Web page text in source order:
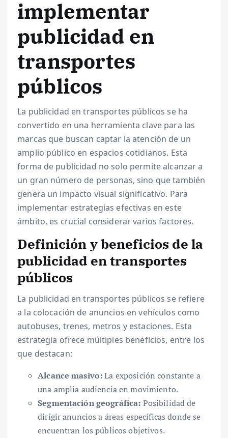
implementar
publicidad en
transportes
públicos
La publicidad en transportes públicos se ha
convertido en una herramienta clave para las
marcas que buscan captar la atención de un
amplio público en espacios cotidianos. Esta
forma de publicidad no solo permite alcanzar a
un gran número de personas, sino que también
genera un impacto visual significativo. Para
implementar estrategias efectivas en este
ámbito, es crucial considerar varios factores.
Definición y beneficios de la
publicidad en transportes
públicos
La publicidad en transportes públicos se refiere
a la colocación de anuncios en vehículos como
autobuses, trenes, metros y estaciones. Esta
estrategia ofrece múltiples beneficios, entre los
que destacan:
Alcance masivo:La exposición constante a
una amplia audiencia en movimiento.
Segmentación geográfica: Posibilidad de
dirigir anuncios a áreas específicas donde se
encuentran los públicos objetivos.